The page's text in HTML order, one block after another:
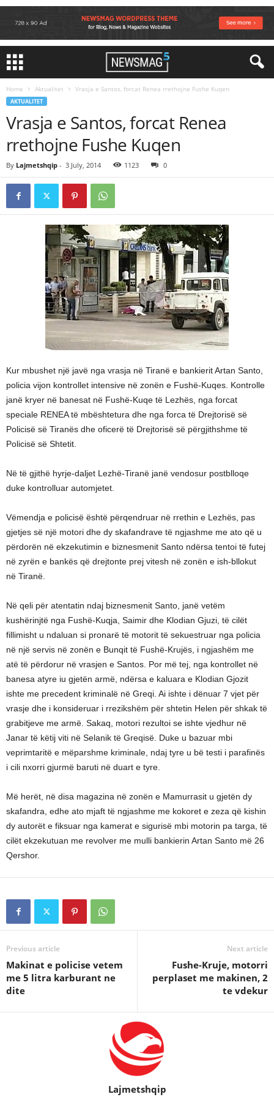
Home Aktualitet Vrasja e Santos, forcat Renea rrethojne Fushe Kuqen
AKTUALITET
Vrasja e Santos, forcat Renea
rrethojne Fushe Kuqen
By Lajmetshqip - 3 July, 2014 1123 0
Kur mbushet një javë nga vrasja në Tiranë e bankierit Artan Santo,
policia vijon kontrollet intensive në zonën e Fushë-Kuqes. Kontrolle
janë kryer në banesat në Fushë-Kuqe të Lezhës, nga forcat
speciale RENEA të mbështetura dhe nga forca të Drejtorisë së
Policisë së Tiranës dhe oficerë të Drejtorisë së përgjithshme të
Policisë së Shtetit.
Në të gjithë hyrje-daljet Lezhë-Tiranë janë vendosur postblloqe
duke kontrolluar automjetet.
Vëmendja e policisë është përqendruar në rrethin e Lezhës, pas
gjetjes së një motori dhe dy skafandrave të ngjashme me ato që u
përdorën në ekzekutimin e biznesmenit Santo ndërsa tentoi të futej
në zyrën e bankës që drejtonte prej vitesh në zonën e ish-bllokut
në Tiranë.
Në qeli për atentatin ndaj biznesmenit Santo, janë vetëm
kushërinjtë nga Fushë-Kuqja, Saimir dhe Klodian Gjuzi, të cilët
fillimisht u ndaluan si pronarë të motorit të sekuestruar nga policia
në një servis në zonën e Bunqit të Fushë-Krujës, i ngjashëm me
atë të përdorur në vrasjen e Santos. Por më tej, nga kontrollet në
banesa atyre iu gjetën armë, ndërsa e kaluara e Klodian Gjozit
ishte me precedent kriminalë në Greqi. Ai ishte i dënuar 7 vjet për
vrasje dhe i konsideruar i rrezikshëm për shtetin Helen për shkak të
grabitjeve me armë. Sakaq, motori rezultoi se ishte vjedhur në
Janar të këtij viti në Selanik të Greqisë. Duke u bazuar mbi
veprimtaritë e mëparshme kriminale, ndaj tyre u bë testi i parafinës
i cili nxorri gjurmë baruti në duart e tyre.
Më herët, në disa magazina në zonën e Mamurrasit u gjetën dy
skafandra, edhe ato mjaft të ngjashme me kokoret e zeza që kishin
dy autorët e fiksuar nga kamerat e sigurisë mbi motorin pa targa, të
cilët ekzekutuan me revolver me mulli bankierin Artan Santo më 26
Qershor.
Previous article
Makinat e policise vetem
me 5 litra karburant ne
dite
Next article
Fushe-Kruje, motorri
perplaset me makinen, 2
te vdekur
Lajmetshqip